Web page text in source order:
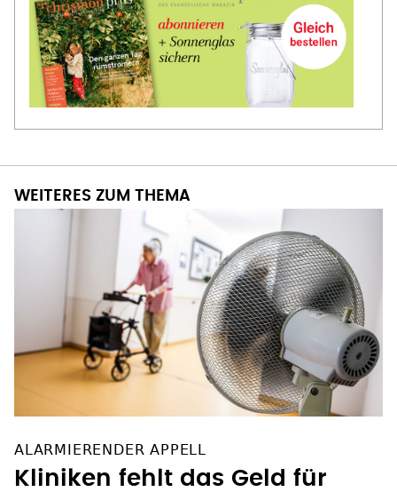
WEITERES ZUM THEMA
ALARMIERENDER APPELL
Kliniken fehlt das Geld für